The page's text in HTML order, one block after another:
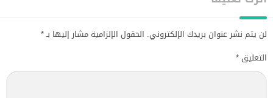
لن يتم نشر عنوان بريدك الإلكتروني. الحقول الإلزامية مشار إليها بـ*
التعليق *